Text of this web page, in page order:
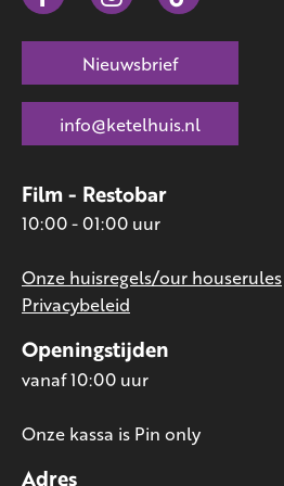
Adres
Openingstijden
vanaf 10:00 uur
Onze kassa is Pin only
Film - Restobar
10:00 - 01:00 uur
Onze huisregels/our houserules
Privacybeleid
Nieuwsbrief
info@ketelhuis.nl